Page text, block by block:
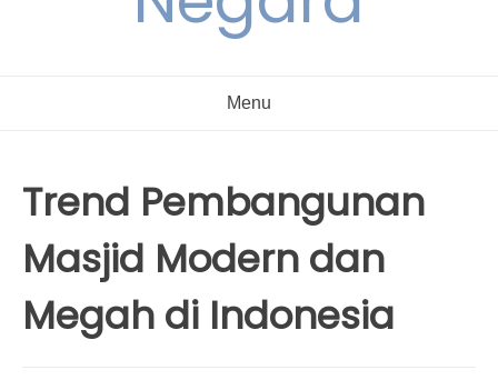
Menu
Trend Pembangunan
Masjid Modern dan
Megah di Indonesia